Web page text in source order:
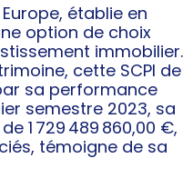
établie en
option de choix
immobilier.
cette SCPI de
sa performance
semestre 2023, sa
1 729 489 860,00 €,
témoigne de sa